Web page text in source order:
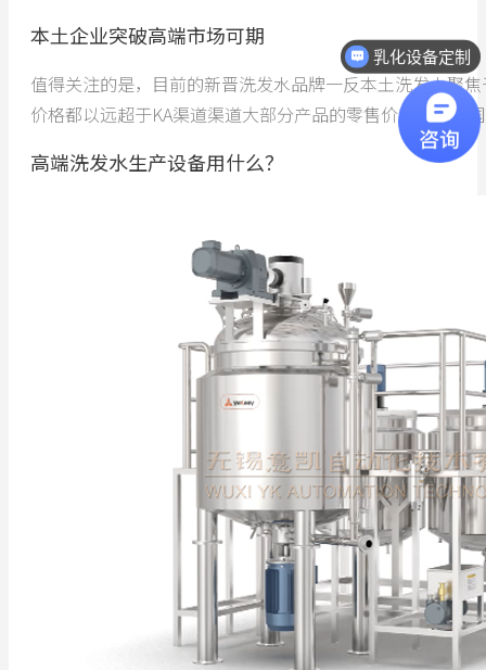
本土企业突破高端市场可期
值得关注的是，目前的新晋洗发水品牌一反本土洗发水聚
价格都以远超于KA渠道渠道大部分产品的零售价。更多的
高端洗发水生产设备用什么？
乳化设备定制